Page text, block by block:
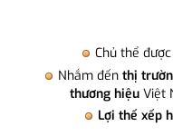
Chủ thể được
Nhắm đến thị
thương hiệuViệt
Lợi thế xếp